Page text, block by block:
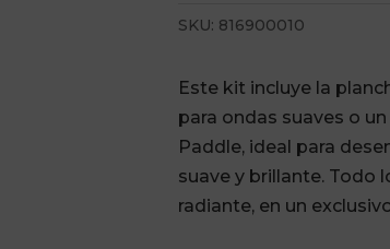
SKU: 816900010
Este kit incluye la
para ondas suaves o
Paddle, ideal para
suave y brillante. Todo
radiante, en un